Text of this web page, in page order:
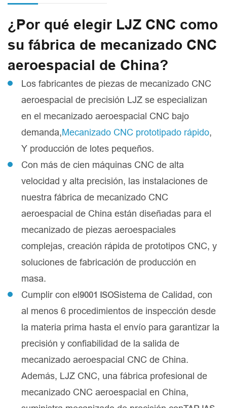
¿Por qué elegir LJZ CNC como
su fábrica de mecanizado CNC
aeroespacial de China?
Los fabricantes de piezas de mecanizado CNC
aeroespacial de precisión LJZ se especializan
en el mecanizado aeroespacial CNC bajo
demanda,Mecanizado CNC prototipado rápido,
Y producción de lotes pequeños.
Con más de cien máquinas CNC de alta
velocidad y alta precisión, las instalaciones de
nuestra fábrica de mecanizado CNC
aeroespacial de China están diseñadas para el
mecanizado de piezas aeroespaciales
complejas, creación rápida de prototipos CNC, y
soluciones de fabricación de producción en
masa.
Cumplir con el9001 ISOSistema de Calidad, con
al menos 6 procedimientos de inspección desde
la materia prima hasta el envío para garantizar la
precisión y confiabilidad de la salida de
mecanizado aeroespacial CNC de China.
Además, LJZ CNC, una fábrica profesional de
mecanizado CNC aeroespacial en China,